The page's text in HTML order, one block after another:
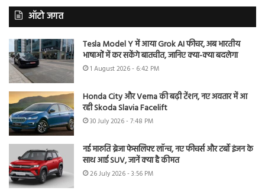
ऑटो जगत
Tesla Model Y में आया Grok AI फीचर, अब भारतीय
भाषाओं में कर सकेंगे बातचीत, जानिए क्या-क्या बदलेगा
1 August 2026 - 6:42 PM
Honda City और Verna की बढ़ी टेंशन, नए अवतार में आ
रही Skoda Slavia Facelift
30 July 2026 - 7:48 PM
नई मारुति ब्रेजा फेसलिफ्ट लॉन्च, नए फीचर्स और टर्बो इंजन के
साथ आई SUV, जानें क्या है कीमत
26 July 2026 - 3:56 PM